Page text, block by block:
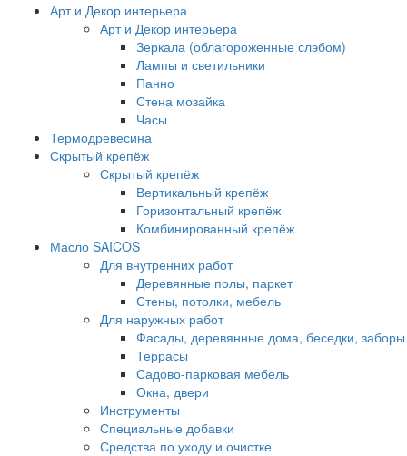
Арт и Декор интерьера
Арт и Декор интерьера
Зеркала (облагороженные слэбом)
Лампы и светильники
Панно
Стена мозайка
Часы
Термодревесина
Скрытый крепёж
Скрытый крепёж
Вертикальный крепёж
Горизонтальный крепёж
Комбинированный крепёж
Масло SAICOS
Для внутренних работ
Деревянные полы, паркет
Стены, потолки, мебель
Для наружных работ
Фасады, деревянные дома, беседки, заборы
Террасы
Садово-парковая мебель
Окна, двери
Инструменты
Специальные добавки
Средства по уходу и очистке